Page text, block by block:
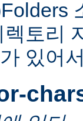
토리
있어